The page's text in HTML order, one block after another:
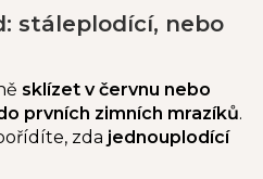
stáleplodící, nebo
sklízet v červnu nebo
prvních zimních mrazíků.
zda jednouplodící